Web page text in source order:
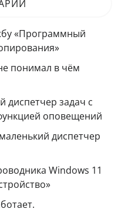
«Программный
понимал в чём
задач с
оповещений
диспетчер
Windows 11